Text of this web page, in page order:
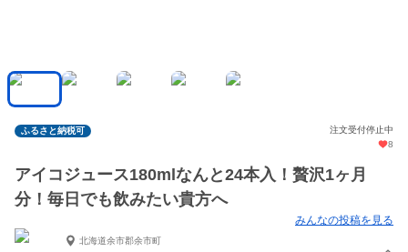
ふるさと納税可
注文受付停止中
8
アイコジュース180mlなんと24本入！贅沢1ヶ月
分！毎日でも飲みたい貴方へ
みんなの投稿を見る
北海道余市郡余市町